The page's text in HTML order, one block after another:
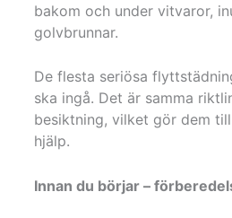
bakom och under vitvaror,
golvbrunnar.
De flesta seriösa
ska ingå. Det är samma
besiktning, vilket gör dem
hjälp.
Innan du börjar –